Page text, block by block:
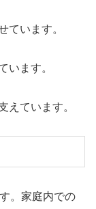
ています。
います。
えています。
。家庭内での